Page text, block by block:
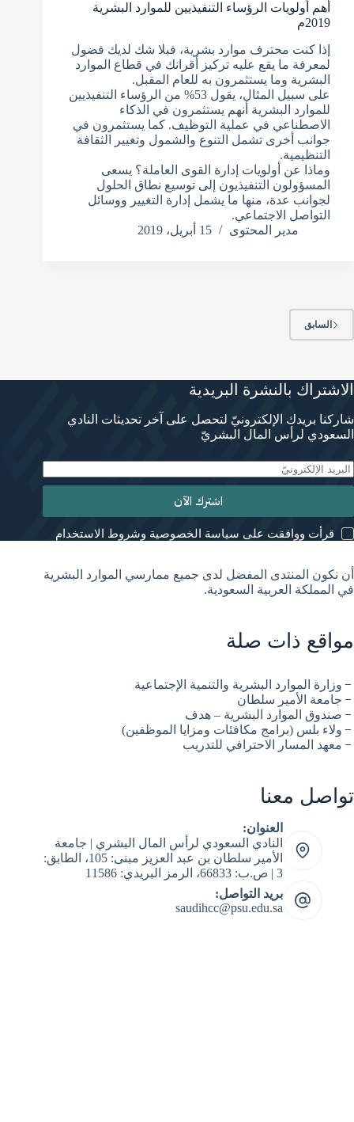
أهم أولويات الرؤساء التنفيذيين للموارد البشرية
2019م
إذا كنت محترف موارد بشرية، فبلا شك لديك فضول
لمعرفة ما يقع عليه تركيز أقرانك في قطاع الموارد
البشرية وما يستثمرون به للعام المقبل.
على سبيل المثال، يقول 53% من الرؤساء التنفيذيين
للموارد البشرية أنهم يستثمرون في الذكاء
الاصطناعي في عملية التوظيف. كما يستثمرون في
جوانب أخرى تشمل التنوع والشمول وتغيير الثقافة
التنظيمية.
وماذا عن أولويات إدارة القوى العاملة؟ يسعى
المسؤولون التنفيذيون إلى توسيع نطاق الحلول
لجوانب عدة، منها ما يشمل إدارة التغيير ووسائل
التواصل الاجتماعي.
مدير المحتوى
15 أبريل، 2019
السابق
الاشتراك بالنشرة البريدية
شاركنا بريدك الإلكترونيّ لتحصل على آخر تحديثات النادي
السعودي لرأس المال البشريّ
اشترك الآن
قرأت ووافقت على سياسة الخصوصية وشروط الاستخدام
أن نكون المنتدى المفضل لدى جميع ممارسي الموارد البشرية
في المملكة العربية السعودية.
مواقع ذات صلة
وزارة الموارد البشرية والتنمية الإجتماعية
جامعة الأمير سلطان
صندوق الموارد البشرية – هدف
ولاء بلس (برامج مكافئات ومزايا الموظفين)
معهد المسار الاحترافي للتدريب
تواصل معنا
العنوان:
النادي السعودي لرأس المال البشري | جامعة
الأمير سلطان بن عبد العزيز مبنى: 105، الطابق:
3 | ص.ب: 66833، الرمز البريدي: 11586
بريد التواصل:
saudihcc@psu.edu.sa